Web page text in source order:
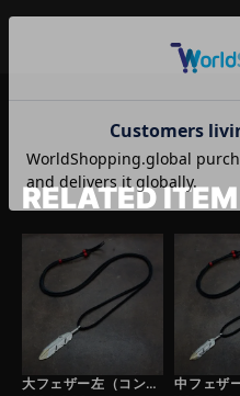
RELATED ITEM
大フェザー左（コンビ）×鹿革紐×アンティークビーズ/ネックレスカスタム